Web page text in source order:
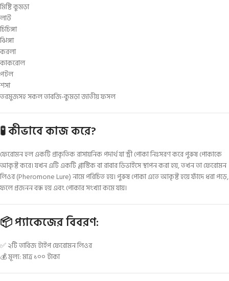
মিষ্টি কুমড়া
লাউ
চিচিঙ্গা
ঝিঙ্গা
করলা
কাকরোল
পটল
শসা
তরমুজসহ সকল তাবজি-কুমড়া জাতীয় ফসল
🧪 কীভাবে কাজ করে?
ফেরোমন হল একটি প্রাকৃতিক রাসায়নিক পদার্থ যা স্ত্রী পোকা নিঃসরণ করে পুরুষ পোকাকে
আকৃষ্ট করে। যখন এটি একটি প্লাস্টিক বা রাবার ডিভাইসে স্থাপন করা হয়, তখন তা ফেরোমন
লিওর (Pheromone Lure) নামে পরিচিত হয়। পুরুষ পোকা এতে আকৃষ্ট হয়ে ফাঁদে ধরা পড়ে,
ফলে প্রজনন বন্ধ হয় এবং পোকার সংখ্যা কমে যায়।
📦 প্যাকেজের বিবরণ:
✅ ২টি তাবিজ টাইপ ফেরোমন লিওর
💰 মূল্য: মাত্র ১০০ টাকা